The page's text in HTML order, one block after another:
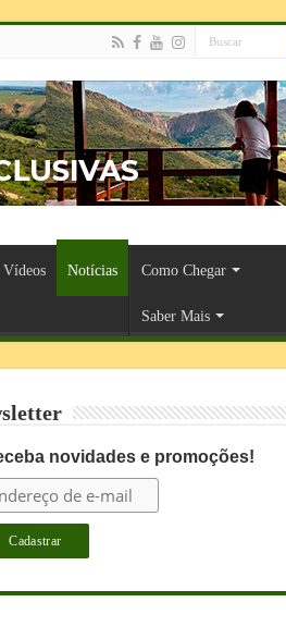
Vídeos Notícias Como Chegar
Saber Mais
novidades e promoções!